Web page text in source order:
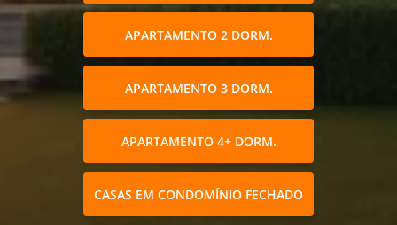
APARTAMENTO 2 DORM.
APARTAMENTO 3 DORM.
APARTAMENTO 4+ DORM.
CASAS EM CONDOMÍNIO FECHADO